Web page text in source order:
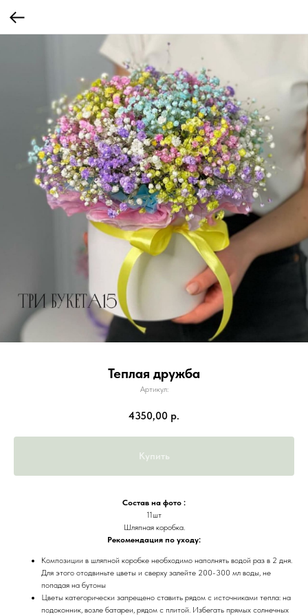
Теплая дружба
Артикул:
4350,00 р.
Купить
Состав на фото :
11шт
Шляпная коробка.
Рекомендация по уходу:
Композиции в шляпной коробке необходимо наполнять водой раз в 2 дня.
Для этого отодвиньте цветы и сверху залейте 200-300 мл воды, не
попадая на бутоны
Цветы категорически запрещено ставить рядом с источниками тепла: на
подоконник, возле батареи, рядом с плитой. Избегать прямых солнечных